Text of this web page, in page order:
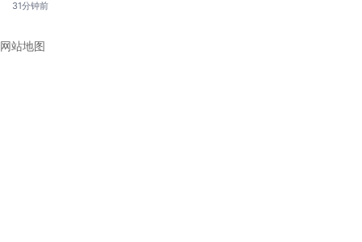
31分钟前
网站地图